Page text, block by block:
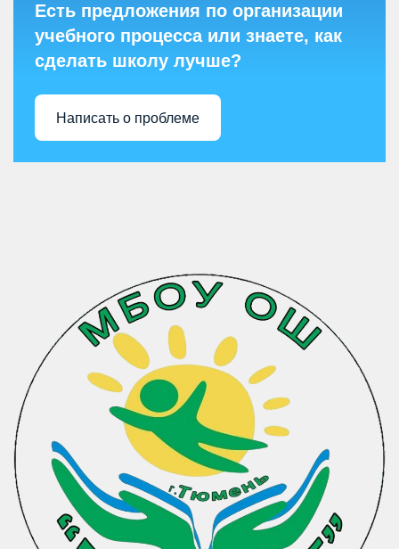
Есть предложения по организации
учебного процесса или знаете, как
сделать школу лучше?
Написать о проблеме